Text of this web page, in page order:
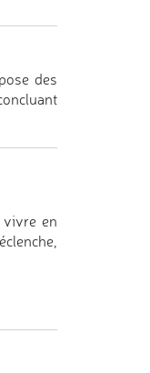
des
vivre en